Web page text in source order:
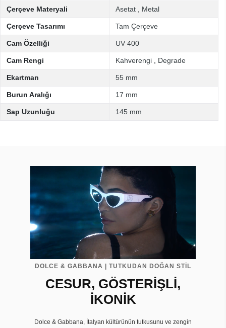
Çerçeve Materyali Asetat Metal
Çerçeve Tasarımı Tam Çerçeve
Cam Özelliği UV 400
Cam Rengi Kahverengi Degrade
Ekartman 55 mm
Burun Aralığı 17 mm
Sap Uzunluğu 145 mm
DOLCE & GABBANA | TUTKUDAN DOĞAN STİL
CESUR, GÖSTERİŞLİ,
İKONİK
Dolce & Gabbana, İtalyan kültürünün tutkusunu ve zengin